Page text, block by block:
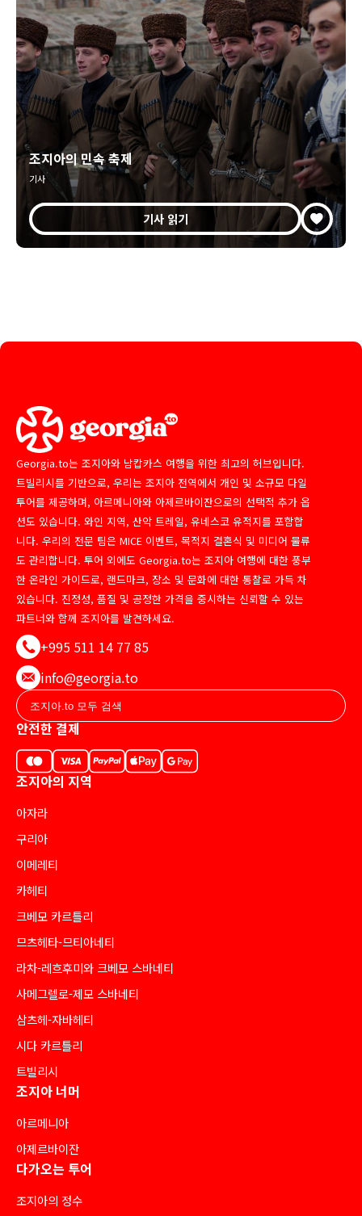
조지아의 민속 축제
기사
기사 읽기
Georgia.to는 조지아와 남캅카스 여행을 위한 최고의 허브입니다.
트빌리시를 기반으로, 우리는 조지아 전역에서 개인 및 소규모 다일
투어를 제공하며, 아르메니아와 아제르바이잔으로의 선택적 추가 옵
션도 있습니다. 와인 지역, 산악 트레일, 유네스코 유적지를 포함합
니다. 우리의 전문 팀은 MICE 이벤트, 목적지 결혼식 및 미디어 물류
도 관리합니다. 투어 외에도 Georgia.to는 조지아 여행에 대한 풍부
한 온라인 가이드로, 랜드마크, 장소 및 문화에 대한 통찰로 가득 차
있습니다. 진정성, 품질 및 공정한 가격을 중시하는 신뢰할 수 있는
파트너와 함께 조지아를 발견하세요.
+995 511 14 77 85
info@georgia.to
안전한 결제
조지아의 지역
아자라
구리아
이메레티
카헤티
크베모 카르틀리
므츠헤타-므티아네티
라차-레흐후미와 크베모 스바네티
사메그렐로-제모 스바네티
삼츠헤-자바헤티
시다 카르틀리
트빌리시
조지아 너머
아르메니아
아제르바이잔
다가오는 투어
조지아의 정수